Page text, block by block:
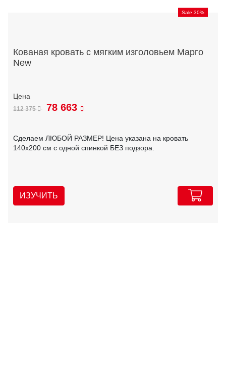
Sale 30%
Кованая кровать с мягким изголовьем Марго
New
112 375 78 663
Сделаем ЛЮБОЙ РАЗМЕР! Цена указана на кровать
140х200 см с одной спинкой БЕЗ подзора.
ИЗУЧИТЬ